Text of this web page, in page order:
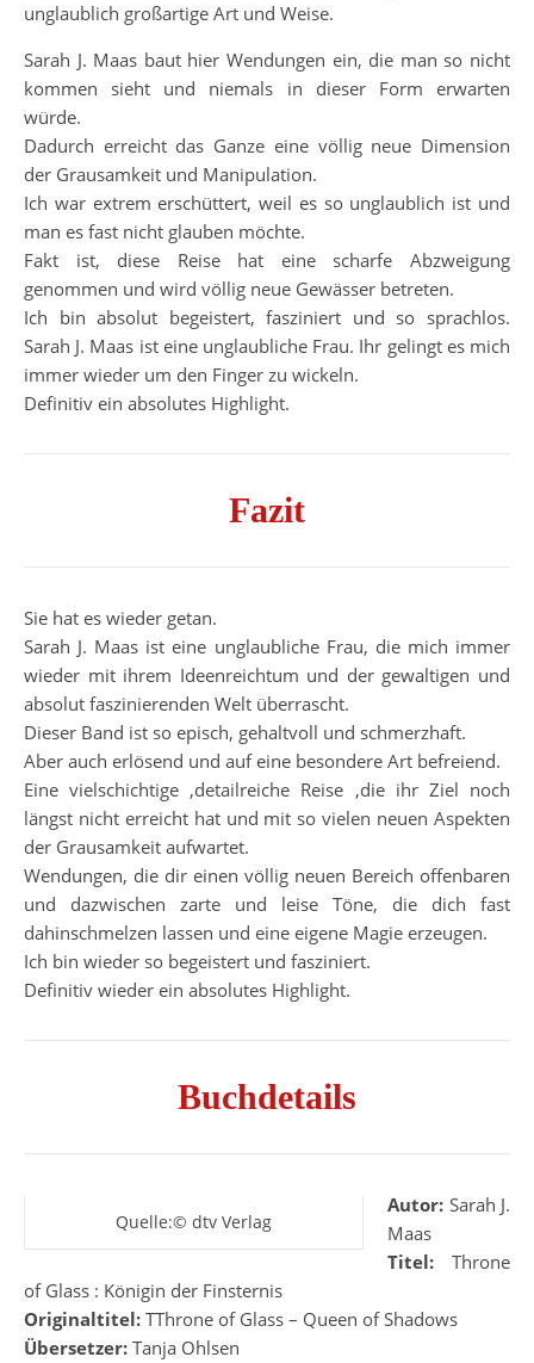
unglaublich großartige Art und Weise.
Sarah J. Maas baut hier Wendungen ein, die man so nicht
kommen sieht und niemals in dieser Form erwarten
würde.
Dadurch erreicht das Ganze eine völlig neue Dimension
der Grausamkeit und Manipulation.
Ich war extrem erschüttert, weil es so unglaublich ist und
man es fast nicht glauben möchte.
Fakt ist, diese Reise hat eine scharfe Abzweigung
genommen und wird völlig neue Gewässer betreten.
Ich bin absolut begeistert, fasziniert und so sprachlos.
Sarah J. Maas ist eine unglaubliche Frau. Ihr gelingt es mich
immer wieder um den Finger zu wickeln.
Definitiv ein absolutes Highlight.
Fazit
Sie hat es wieder getan.
Sarah J. Maas ist eine unglaubliche Frau, die mich immer
wieder mit ihrem Ideenreichtum und der gewaltigen und
absolut faszinierenden Welt überrascht.
Dieser Band ist so episch, gehaltvoll und schmerzhaft.
Aber auch erlösend und auf eine besondere Art befreiend.
Eine vielschichtige ,detailreiche Reise ,die ihr Ziel noch
längst nicht erreicht hat und mit so vielen neuen Aspekten
der Grausamkeit aufwartet.
Wendungen, die dir einen völlig neuen Bereich offenbaren
und dazwischen zarte und leise Töne, die dich fast
dahinschmelzen lassen und eine eigene Magie erzeugen.
Ich bin wieder so begeistert und fasziniert.
Definitiv wieder ein absolutes Highlight.
Buchdetails
Quelle:© dtv Verlag
Autor: Sarah J.
Maas
Titel: Throne
of Glass : Königin der Finsternis
Originaltitel: TThrone of Glass – Queen of Shadows
Übersetzer: Tanja Ohlsen